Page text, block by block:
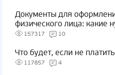
Документы для
физического лица: какие
157317 10
Что будет, если не
117857 4